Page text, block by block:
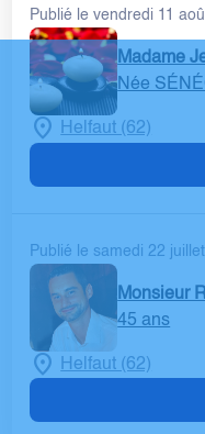
Publié le vendredi 11
Madame
Née
Helfaut (62)
Publié le samedi 22
Monsieur
45 ans
Helfaut (62)